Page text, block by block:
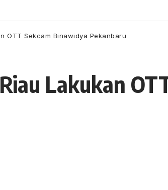
OTT Sekcam Binawidya Pekanbaru
Lakukan